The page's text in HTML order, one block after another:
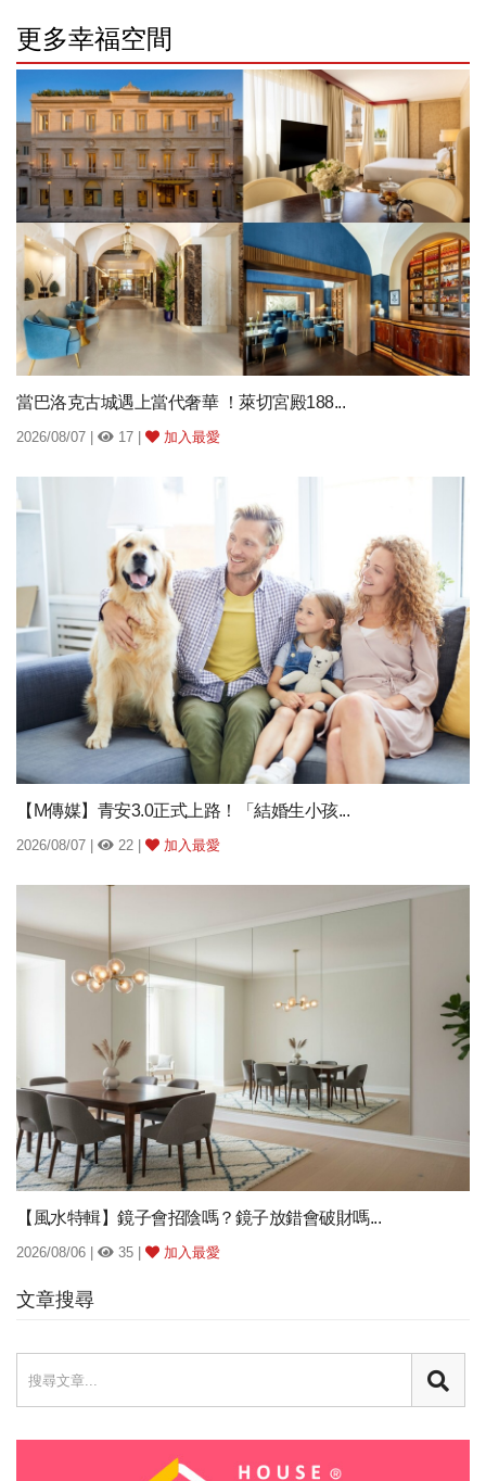
文章搜尋
更多幸福空間
當巴洛克古城遇上當代奢華 ！萊切宮殿188...
2026/08/07 | 17 | 加入最愛
【M傳媒】青安3.0正式上路！「結婚生小孩...
2026/08/07 | 22 | 加入最愛
【風水特輯】鏡子會招陰嗎？鏡子放錯會破財嗎...
2026/08/06 | 35 | 加入最愛